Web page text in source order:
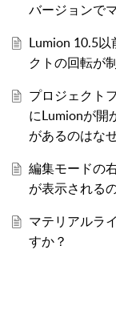
バージョンで
Lumion 10.5
クトの回転が
プロジェクト
にLumionが開
があるのはな
編集モードの
が表示される
マテリアルラ
すか？